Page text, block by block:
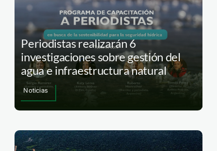
Periodistas realizarán 6
investigaciones sobre gestión del
agua e infraestructura natural
Noticias